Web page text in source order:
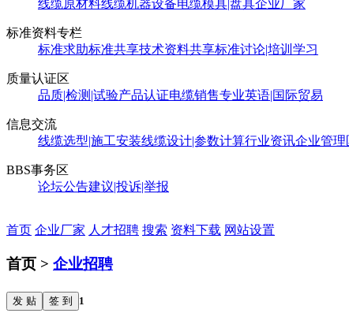
线缆原材料线缆机器设备电缆模具|盘具企业厂家
标准资料专栏
标准求助标准共享技术资料共享标准讨论|培训学习
质量认证区
品质|检测|试验产品认证电缆销售专业英语|国际贸易
信息交流
线缆选型|施工安装线缆设计|参数计算行业资讯企业管理
BBS事务区
论坛公告建议|投诉|举报
首页 企业厂家 人才招聘 搜索 资料下载 网站设置
首页 > 企业招聘
发 贴 签 到 1